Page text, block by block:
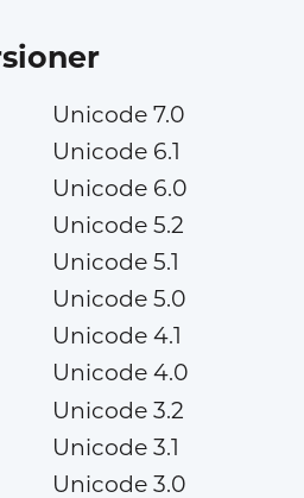
Unicode 7.0
Unicode 6.1
Unicode 6.0
Unicode 5.2
Unicode 5.1
Unicode 5.0
Unicode 4.1
Unicode 4.0
Unicode 3.2
Unicode 3.1
Unicode 3.0